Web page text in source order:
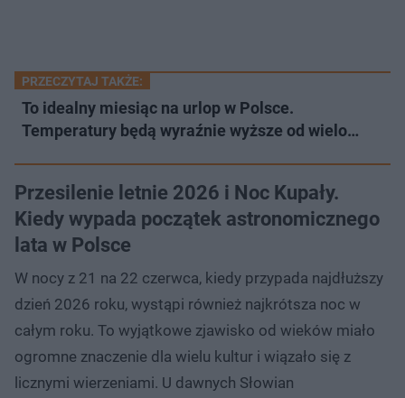
PRZECZYTAJ TAKŻE:
To idealny miesiąc na urlop w Polsce.
Temperatury będą wyraźnie wyższe od wielo…
Przesilenie letnie 2026 i Noc Kupały.
Kiedy wypada początek astronomicznego
lata w Polsce
W nocy z 21 na 22 czerwca, kiedy przypada najdłuższy
dzień 2026 roku, wystąpi również najkrótsza noc w
całym roku. To wyjątkowe zjawisko od wieków miało
ogromne znaczenie dla wielu kultur i wiązało się z
licznymi wierzeniami. U dawnych Słowian